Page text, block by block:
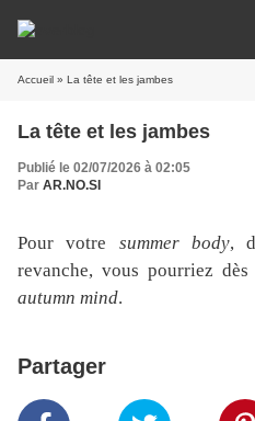
Accueil » La tête et les jambes
La tête et les jambes
Publié le 02/07/2026 à 02:05
Par AR.NO.SI
Pour votre summer body,
revanche, vous pourriez
autumn mind.
Partager